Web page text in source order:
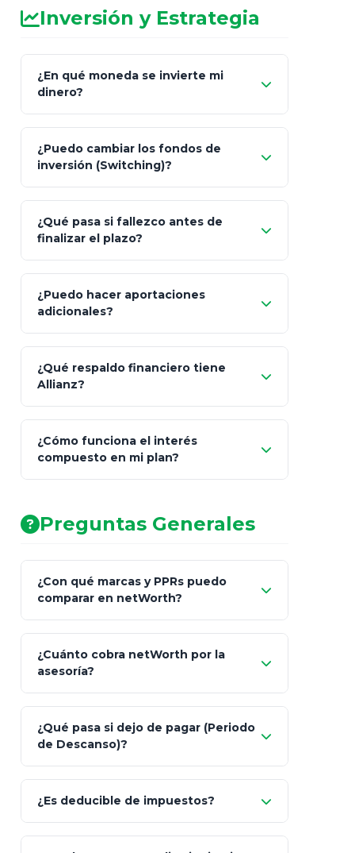
Inversión y Estrategia
¿En qué moneda se invierte mi
dinero?
inflación), Dólares o Euros
¿Puedo cambiar los fondos de
inversión (Switching)?
"Switching" (cambio de fondos)
¿Qué pasa si fallezco antes de
finalizar el plazo?
100% a tus
beneficiarios designados
¿Puedo hacer aportaciones
adicionales?
¿Qué respaldo financiero tiene
Allianz?
AA (Muy Fuerte)
¿Cómo funciona el interés
compuesto en mi plan?
Preguntas Generales
¿Con qué marcas y PPRs puedo
comparar en netWorth?
GNP (Proyecta)
¿Cuánto cobra netWorth por la
asesoría?
¿Qué pasa si dejo de pagar (Periodo
de Descanso)?
¿Es deducible de impuestos?